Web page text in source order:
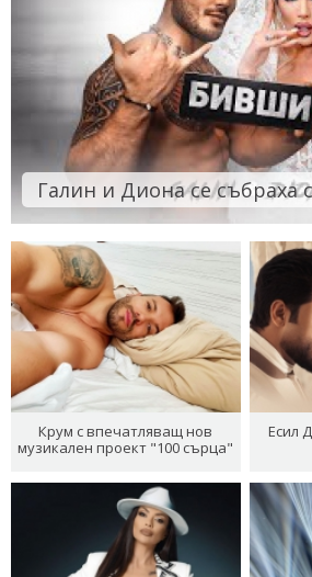
Галин и Диона се събраха
Крум с впечатляващ нов
музикален проект "100 сърца"
Есил